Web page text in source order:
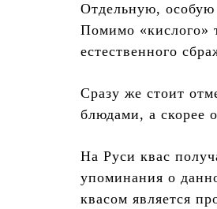
Отдельную, особую
Помимо «кислого»
естественного
Сразу же стоит
блюдами, а скорее
На Руси квас
упоминания о
квасом является